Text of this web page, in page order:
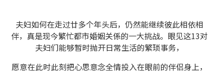
夫妇如何在走过廿多个年头后，仍然能继续彼此相依相
伴，真是现今繁忙都市婚姻关係的一大挑战。眼见这13对
夫妇们能够暂时抛开日常生活的繁琐事务，
愿意在此时此刻把心思意念全情投入在眼前的伴侣身上，